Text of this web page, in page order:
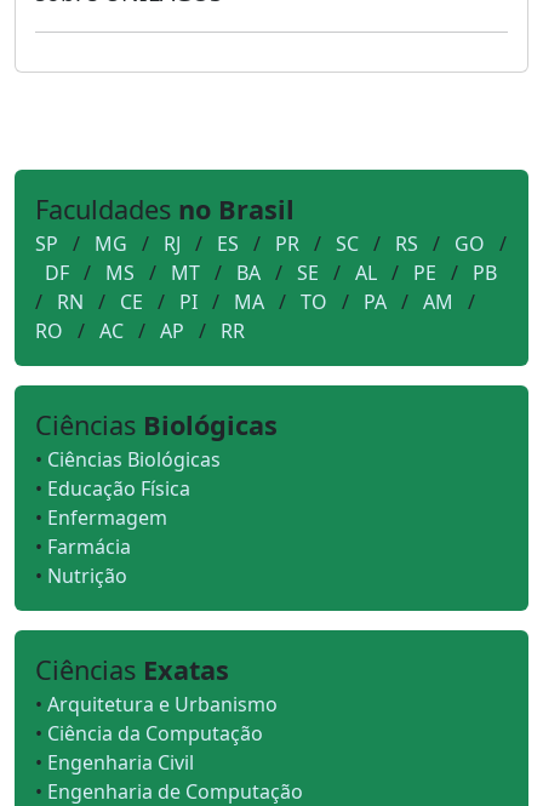
Faculdades no Brasil
SP / MG / RJ / ES / PR / SC / RS / GO /
DF / MS / MT / BA / SE / AL / PE / PB
/ RN / CE / PI / MA / TO / PA / AM /
RO / AC / AP / RR
Ciências Biológicas
• Ciências Biológicas
• Educação Física
• Enfermagem
• Farmácia
• Nutrição
Ciências Exatas
• Arquitetura e Urbanismo
• Ciência da Computação
• Engenharia Civil
• Engenharia de Computação